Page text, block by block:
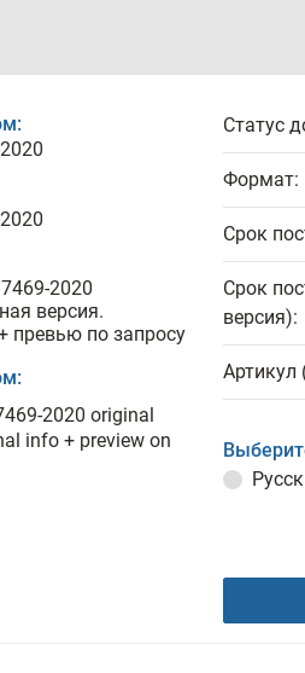
2020
версия.
превью по запросу
2020 original
info + preview on
Статус
Формат:
Срок
Срок
версия):
Артикул